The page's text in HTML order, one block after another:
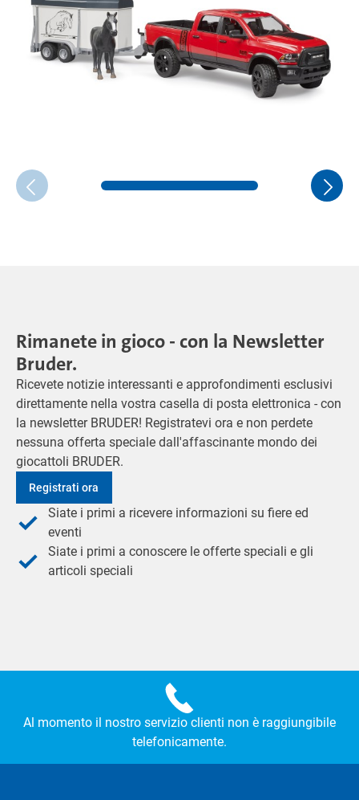
Rimanete in gioco - con la Newsletter
Bruder.
Ricevete notizie interessanti e approfondimenti esclusivi
direttamente nella vostra casella di posta elettronica - con
la newsletter BRUDER! Registratevi ora e non perdete
nessuna offerta speciale dall'affascinante mondo dei
giocattoli BRUDER.
Registrati ora
Siate i primi a ricevere informazioni su fiere ed
eventi
Siate i primi a conoscere le offerte speciali e gli
articoli speciali
Al momento il nostro servizio clienti non è raggiungibile
telefonicamente.